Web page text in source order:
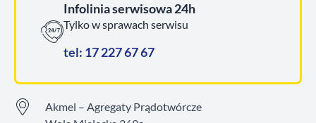
Infolinia serwisowa 24h
Tylko w sprawach serwisu
tel: 17 227 67 67
Akmel – Agregaty Prądotwórcze